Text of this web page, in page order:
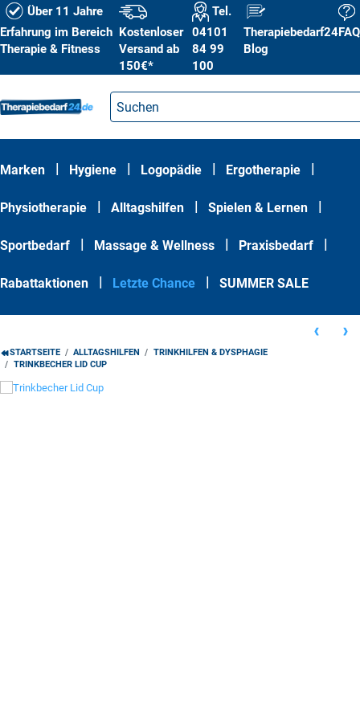
Über 11 Jahre
Erfahrung im Bereich
Therapie & Fitness
Kostenloser
Versand ab
150€*
Tel.
04101
84 99
100
Therapiebedarf24
Blog
FAQ
Marken | Hygiene | Logopädie | Ergotherapie |
Physiotherapie | Alltagshilfen | Spielen & Lernen |
Sportbedarf | Massage & Wellness | Praxisbedarf |
Rabattaktionen | Letzte Chance | SUMMER SALE
STARTSEITE ALLTAGSHILFEN
TRINKHILFEN & DYSPHAGIE
TRINKBECHER LID CUP